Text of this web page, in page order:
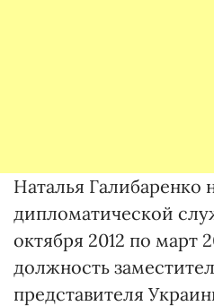
Наталья Галибаренко
дипломатической
октября 2012 по март
должность
представителя